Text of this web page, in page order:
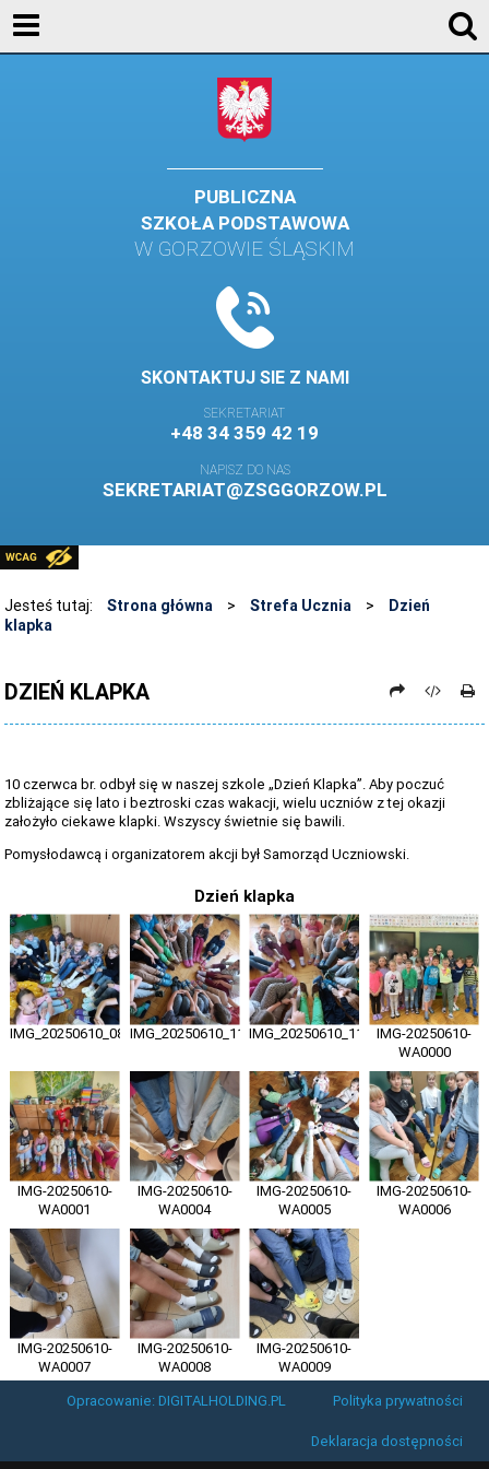
PUBLICZNA
SZKOŁA PODSTAWOWA
W GORZOWIE ŚLĄSKIM
SKONTAKTUJ SIE Z NAMI
SEKRETARIAT
+48 34 359 42 19
NAPISZ DO NAS
SEKRETARIAT@ZSGGORZOW.PL
PLIKI DO POBRANIA
LINKI
ARCHIWUM STRONY
STOSOWANIE TECHNOLOGII TIK - TABLICA INTERAKTYWNA
DANE OSOBOWE
Jesteś tutaj: Strona główna > Strefa Ucznia >
Dzień
klapka
DZIEŃ KLAPKA
10 czerwca br. odbył się w naszej szkole „Dzień Klapka”. Aby poczuć
zbliżające się lato i beztroski czas wakacji, wielu uczniów z tej okazji
założyło ciekawe klapki. Wszyscy świetnie się bawili.
Pomysłodawcą i organizatorem akcji był Samorząd Uczniowski.
Dzień klapka
IMG_20250610_083854IMG_20250610_111356IMG_20250610_111426IMG-20250610-
WA0000
IMG-20250610-
WA0001
IMG-20250610-
WA0004
IMG-20250610-
WA0005
IMG-20250610-
WA0006
IMG-20250610-
WA0007
IMG-20250610-
WA0008
IMG-20250610-
WA0009
Opracowanie: DIGITALHOLDING.PL
Polityka prywatności
Deklaracja dostępności